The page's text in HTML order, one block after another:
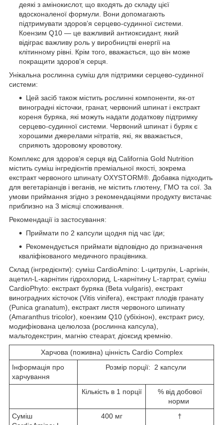
деякі з амінокислот, що входять до складу цієї
вдосконаленої формули. Вони допомагають
підтримувати здоров’я серцево-судинної системи.
Коензим Q10 — це важливий антиоксидант, який
відіграє важливу роль у виробництві енергії на
клітинному рівні. Крім того, вважається, що він може
покращити здоров’я серця.
Унікальна рослинна суміш для підтримки серцево-судинної
системи:
Цей засіб також містить рослинні компоненти, як-от
виноградні кісточки, гранат, червоний шпинат і екстракт
кореня буряка, які можуть надати додаткову підтримку
серцево-судинної системи. Червоний шпинат і буряк є
хорошими джерелами нітратів, які, як вважається,
сприяють здоровому кровотоку.
Комплекс для здоров’я серця від California Gold Nutrition
містить суміш інгредієнтів преміальної якості, зокрема
екстракт червоного шпинату OXYSTORM®. Добавка підходить
для вегетаріанців і веганів, не містить глютену, ГМО та сої. За
умови приймання згідно з рекомендаціями продукту вистачає
приблизно на 3 місяці споживання.
Рекомендації із застосування:
Приймати по 2 капсули щодня під час їди;
Рекомендується приймати відповідно до призначення
кваліфікованого медичного працівника.
Склад (інгредієнти): суміш CardioAmino: L-цитрулін, L-аргінін,
ацетил-L-карнітин гідрохлорид, L-карнітину L-тартрат, суміш
CardioPhyto: екстракт буряка (Beta vulgaris), екстракт
виноградних кісточок (Vitis vinifera), екстракт плодів гранату
(Punica granatum), екстракт листя червоного шпинату
(Amaranthus tricolor), коензим Q10 (убіхінон), екстракт рису,
модифікована целюлоза (рослинна капсула),
мальтодекстрин, магнію стеарат, діоксид кремнію.
Харчова (поживна) цінність Cardio Complex
Інформація про
харчування
Розмір порції: 2 капсули
Кількість в 1 порції
% від добової
норми
Суміш
400 мг †